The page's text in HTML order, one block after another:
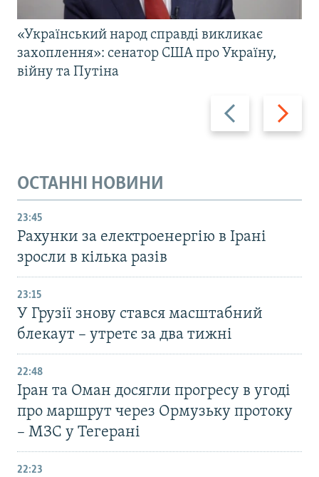
Назад Вперед
«Український народ справді викликає
захоплення»: сенатор США про Україну,
війну та Путіна
ОСТАННІ НОВИНИ
23:45
Рахунки за електроенергію в Ірані
зросли в кілька разів
23:15
У Грузії знову стався масштабний
блекаут – утретє за два тижні
22:48
Іран та Оман досягли прогресу в угоді
про маршрут через Ормузьку протоку
– МЗС у Тегерані
22:23